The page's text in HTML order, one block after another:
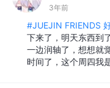
3年前
#JUEJIN FRIENDS
下来了，明天东西到
一边润轴了，想想就
时间了，这个周四我